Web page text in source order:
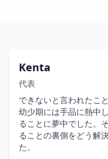
Kenta
代表
できないと言われたこ
幼少期には手品に熱中
ることに夢中でした。
ることの裏側をどう解
た。